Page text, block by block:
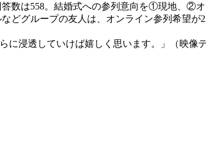
数は558。結婚式への参列意向を①現地、②
グループの友人は、オンライン参列希望が
浸透していけば嬉しく思います。」（映像